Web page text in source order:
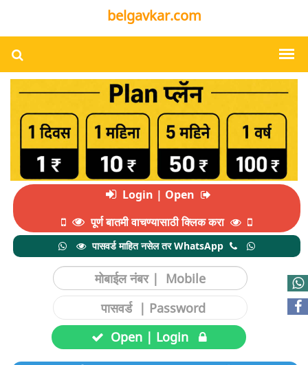
belgavkar.com
Login | Open
पूर्ण बातमी वाचण्यासाठी क्लिक करा
पासवर्ड माहित नसेल तर WhatsApp
Open | Login